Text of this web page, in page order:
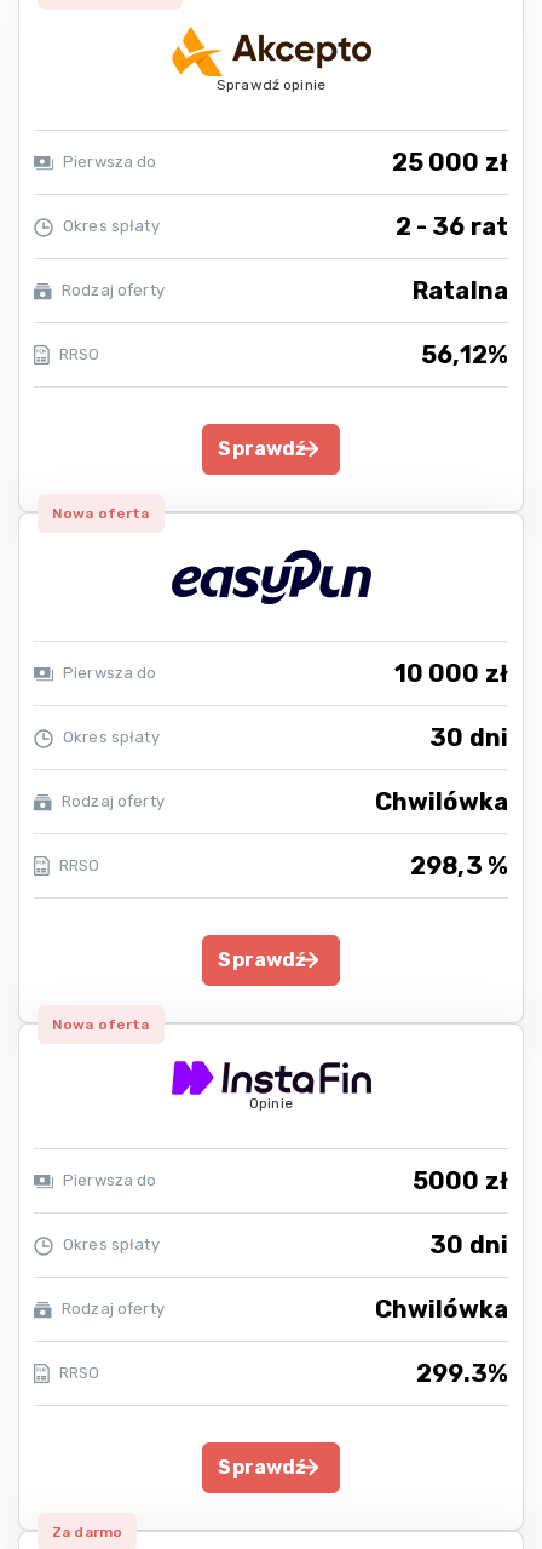
Sprawdź opinie
Pierwsza do 25 000 zł
Okres spłaty 2 - 36 rat
Rodzaj oferty Ratalna
RRSO 56,12%
Sprawdź
Nowa oferta
Pierwsza do 10 000 zł
Okres spłaty 30 dni
Rodzaj oferty Chwilówka
RRSO 298,3 %
Sprawdź
Nowa oferta
Opinie
Pierwsza do 5000 zł
Okres spłaty 30 dni
Rodzaj oferty Chwilówka
RRSO 299.3%
Sprawdź
Za darmo